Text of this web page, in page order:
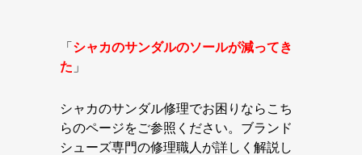
「 シャカのサンダルのソールが減ってき
た 」
シャカのサンダル修理でお困りならこち
らのページをご参照ください。ブランド
シューズ専門の修理職人が詳しく解説し